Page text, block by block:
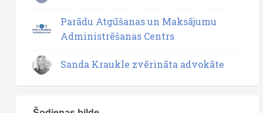
Parādu Atgūšanas un Maksājumu
Administrēšanas Centrs
Sanda Kraukle zvērināta advokāte